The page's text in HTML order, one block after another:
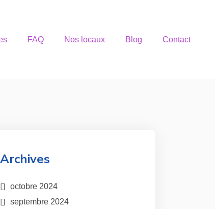
FAQ Nos locaux Blog Contact
Archives
octobre 2024
septembre 2024